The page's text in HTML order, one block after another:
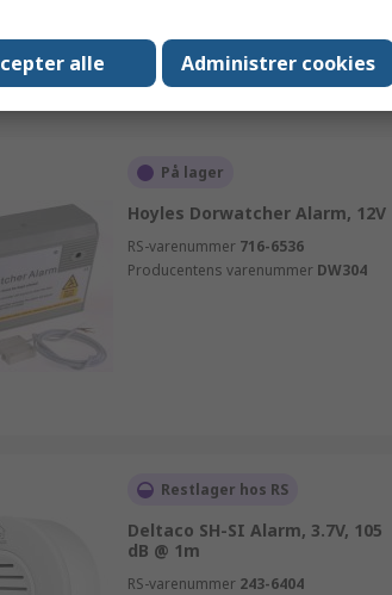
På lager
Hoyles Dorwatcher Alarm, 12V
RS-varenummer 716-6536
Producentens varenummer DW304
Restlager hos RS
Deltaco SH-SI Alarm, 3.7V, 105
dB @ 1m
RS-varenummer 243-6404
alle Administrer cookies